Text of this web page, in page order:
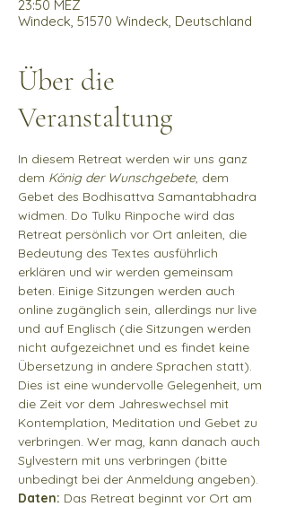
23:50 MEZ
Windeck, 51570 Windeck, Deutschland
Über die
Veranstaltung
In diesem Retreat werden wir uns ganz
dem König der Wunschgebete, dem
Gebet des Bodhisattva Samantabhadra
widmen. Do Tulku Rinpoche wird das
Retreat persönlich vor Ort anleiten, die
Bedeutung des Textes ausführlich
erklären und wir werden gemeinsam
beten. Einige Sitzungen werden auch
online zugänglich sein, allerdings nur live
und auf Englisch (die Sitzungen werden
nicht aufgezeichnet und es findet keine
Übersetzung in andere Sprachen statt).
Dies ist eine wundervolle Gelegenheit, um
die Zeit vor dem Jahreswechsel mit
Kontemplation, Meditation und Gebet zu
verbringen. Wer mag, kann danach auch
Sylvestern mit uns verbringen (bitte
unbedingt bei der Anmeldung angeben).
Daten: Das Retreat beginnt vor Ort am